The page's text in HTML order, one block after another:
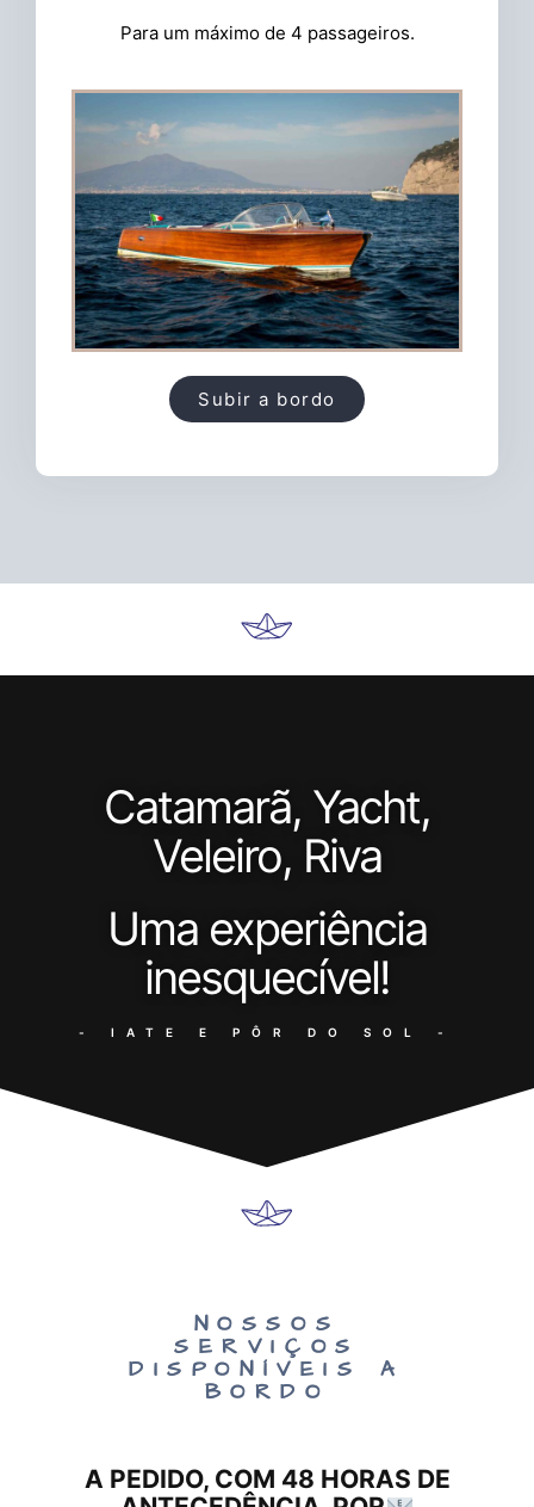
Para um máximo de 4 passageiros.
Subir a bordo
Catamarã, Yacht,
Veleiro, Riva
Uma experiência
inesquecível!
- IATE E PÔR DO SOL -
NOSSOS
SERVIÇOS
DISPONÍVEIS A
BORDO
A PEDIDO, COM 48 HORAS DE